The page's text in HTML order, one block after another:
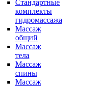
Стандартные
комплекты
гидромассажа
Массаж
общий
Массаж
тела
Массаж
спины
Массаж